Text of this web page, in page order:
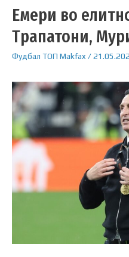
Емери во
Трапатони,
Фудбал ТОП Makfax /